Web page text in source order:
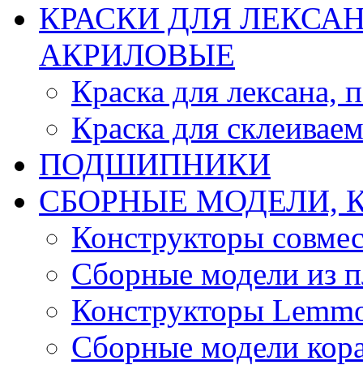
КРАСКИ ДЛЯ
АКРИЛОВЫЕ
Краска для лексана,
Краска для
ПОДШИПНИКИ
CБОРНЫЕ МОДЕЛИ,
Конструкторы
Сборные модели из
Конструкторы
Сборные модели